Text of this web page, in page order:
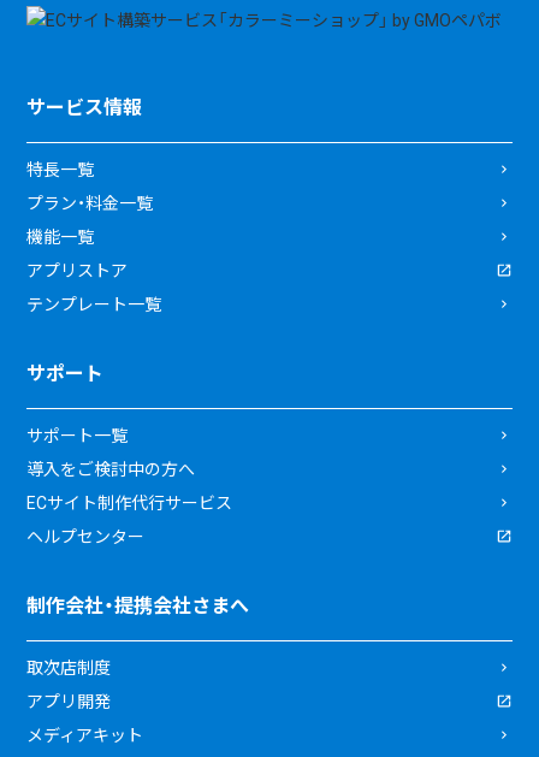
サービス情報
特長一覧
プラン・料金一覧
機能一覧
アプリストア
テンプレート一覧
サポート
サポート一覧
導入をご検討中の方へ
ECサイト制作代行サービス
ヘルプセンター
制作会社・提携会社さまへ
取次店制度
アプリ開発
メディアキット